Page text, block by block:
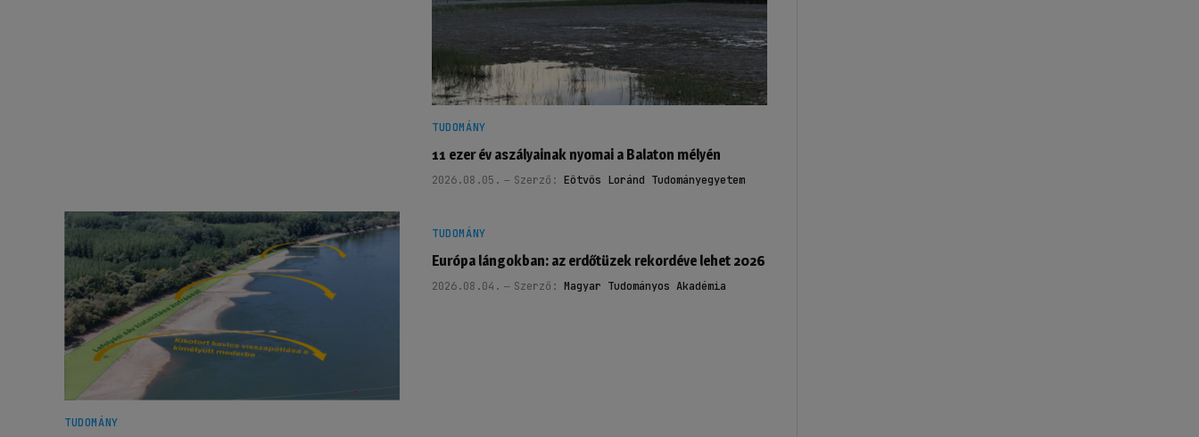
TUDOMÁNY
11 ezer év aszályainak nyomai a Balaton mélyén
2026.08.05. Szerző: Eötvös Loránd Tudományegyetem
TUDOMÁNY
TUDOMÁNY
Európa lángokban: az erdőtüzek rekordéve lehet 2026
2026.08.04. Szerző: Magyar Tudományos Akadémia